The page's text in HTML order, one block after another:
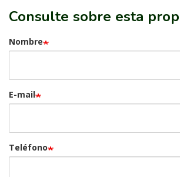
Consulte sobre esta
Nombre
E-mail
Teléfono